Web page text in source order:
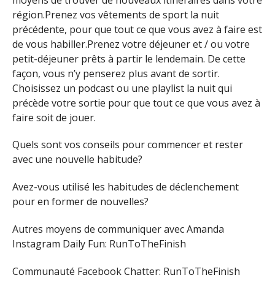
région.Prenez vos vêtements de sport la nuit
précédente, pour que tout ce que vous avez à faire est
de vous habiller.Prenez votre déjeuner et / ou votre
petit-déjeuner prêts à partir le lendemain. De cette
façon, vous n’y penserez plus avant de sortir.
Choisissez un podcast ou une playlist la nuit qui
précède votre sortie pour que tout ce que vous avez à
faire soit de jouer.
Quels sont vos conseils pour commencer et rester
avec une nouvelle habitude?
Avez-vous utilisé les habitudes de déclenchement
pour en former de nouvelles?
Autres moyens de communiquer avec Amanda
Instagram Daily Fun: RunToTheFinish
Communauté Facebook Chatter: RunToTheFinish